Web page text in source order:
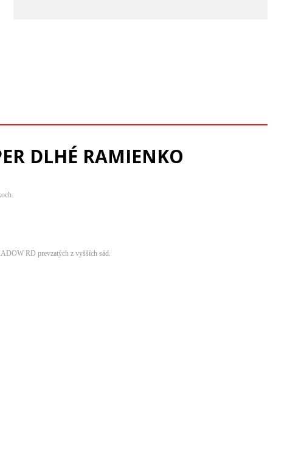
DLHÉ RAMIENKO
RD prevzatých z vyšších sád.